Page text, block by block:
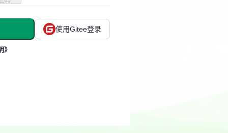
使用Gitee登录
》